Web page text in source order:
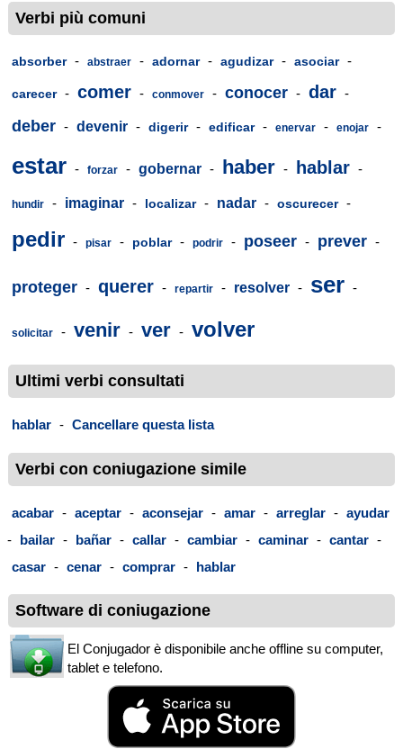
Verbi più comuni
absorber - abstraer - adornar - agudizar - asociar -
carecer - comer - conmover - conocer - dar -
deber - devenir - digerir - edificar - enervar - enojar -
estar - forzar - gobernar - haber - hablar -
hundir - imaginar - localizar - nadar - oscurecer -
pedir - pisar - poblar - podrir - poseer - prever -
proteger - querer - repartir - resolver - ser -
solicitar - venir - ver - volver
Ultimi verbi consultati
hablar - Cancellare questa lista
Verbi con coniugazione simile
acabar - aceptar - aconsejar - amar - arreglar - ayudar
- bailar - bañar - callar - cambiar - caminar - cantar -
casar - cenar - comprar - hablar
Software di coniugazione
El Conjugador è disponibile anche offline su computer,
tablet e telefono.